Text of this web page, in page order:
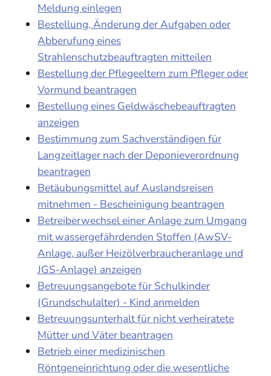
Meldung einlegen
Bestellung, Änderung der Aufgaben oder
Abberufung eines
Strahlenschutzbeauftragten mitteilen
Bestellung der Pflegeeltern zum Pfleger oder
Vormund beantragen
Bestellung eines Geldwäschebeauftragten
anzeigen
Bestimmung zum Sachverständigen für
Langzeitlager nach der Deponieverordnung
beantragen
Betäubungsmittel auf Auslandsreisen
mitnehmen - Bescheinigung beantragen
Betreiberwechsel einer Anlage zum Umgang
mit wassergefährdenden Stoffen (AwSV-
Anlage, außer Heizölverbraucheranlage und
JGS-Anlage) anzeigen
Betreuungsangebote für Schulkinder
(Grundschulalter) - Kind anmelden
Betreuungsunterhalt für nicht verheiratete
Mütter und Väter beantragen
Betrieb einer medizinischen
Röntgeneinrichtung oder die wesentliche